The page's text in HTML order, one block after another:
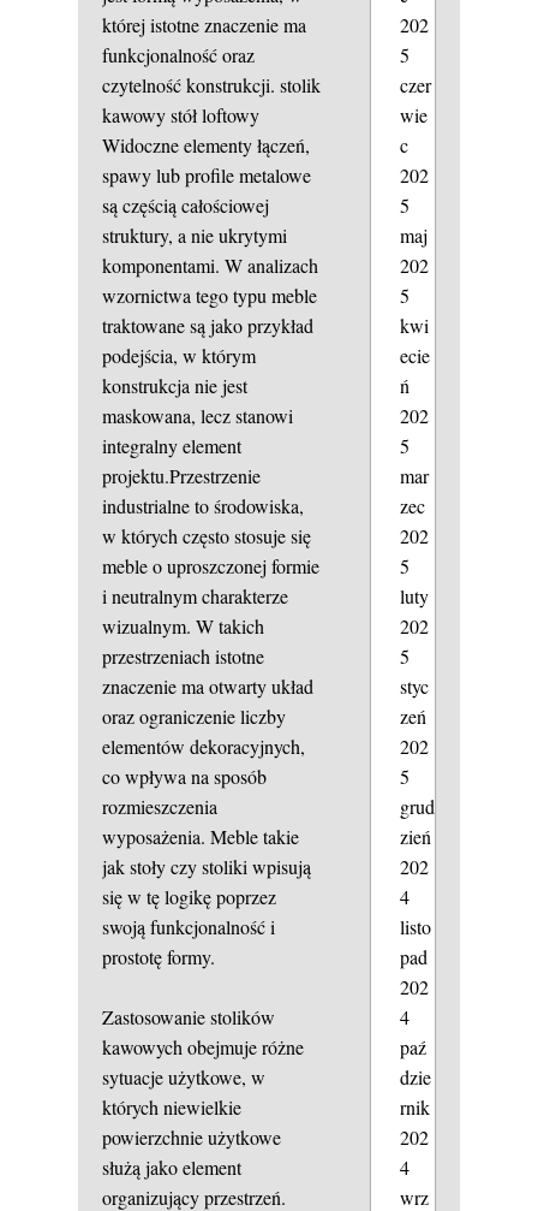
której istotne znaczenie ma
funkcjonalność oraz
czytelność konstrukcji. stolik
kawowy stół loftowy
Widoczne elementy łączeń,
spawy lub profile metalowe
są częścią całościowej
struktury, a nie ukrytymi
komponentami. W analizach
wzornictwa tego typu meble
traktowane są jako przykład
podejścia, w którym
konstrukcja nie jest
maskowana, lecz stanowi
integralny element
projektu.Przestrzenie
industrialne to środowiska,
w których często stosuje się
meble o uproszczonej formie
i neutralnym charakterze
wizualnym. W takich
przestrzeniach istotne
znaczenie ma otwarty układ
oraz ograniczenie liczby
elementów dekoracyjnych,
co wpływa na sposób
rozmieszczenia
wyposażenia. Meble takie
jak stoły czy stoliki wpisują
się w tę logikę poprzez
swoją funkcjonalność i
prostotę formy.
Zastosowanie stolików
kawowych obejmuje różne
sytuacje użytkowe, w
których niewielkie
powierzchnie użytkowe
służą jako element
organizujący przestrzeń.
202
5
czer
wie
c
202
5
maj
202
5
kwi
ecie
ń
202
5
mar
zec
202
5
luty
202
5
styc
zeń
202
5
grud
zień
202
4
listo
pad
202
4
paź
dzie
rnik
202
4
wrz